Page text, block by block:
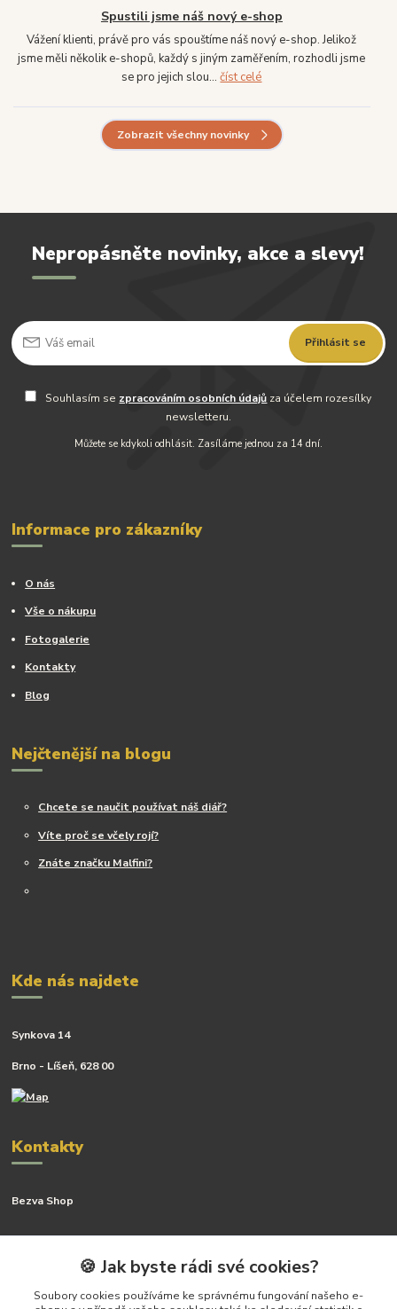
Spustili jsme náš nový e-shop
Vážení klienti, právě pro vás spouštíme náš nový e-shop. Jelikož
jsme měli několik e-shopů, každý s jiným zaměřením, rozhodli jsme
se pro jejich slou...číst celé
Zobrazit všechny novinky
Nepropásněte novinky, akce a slevy!
Přihlásit se
Souhlasím se zpracováním osobních údajů za účelem rozesílky
newsletteru.
Můžete se kdykoli odhlásit. Zasíláme jednou za 14 dní.
Informace pro zákazníky
O nás
Vše o nákupu
Fotogalerie
Kontakty
Blog
Nejčtenější na blogu
Chcete se naučit používat náš diář?
Víte proč se včely rojí?
Znáte značku Malfini?
Kde nás najdete
Synkova 14
Brno - Líšeň, 628 00
Kontakty
Bezva Shop
+420 799 506 742
(Po-Pá, 8-16 hod.)
🍪 Jak byste rádi své cookies?
Soubory cookies používáme ke správnému fungování našeho e-